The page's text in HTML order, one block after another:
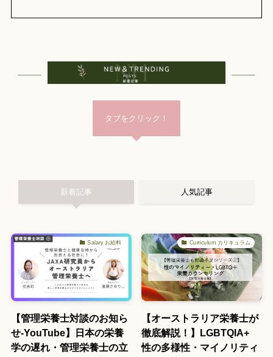
タブをクリック！
新着記事 人気記事
Salary お給料
【管理栄養士対談のお知ら
せ-YouTube】日本の栄養
学の遅れ・管理栄養士の立
Curriculum カリキュラム
【オーストラリア栄養士が
徹底解説！】LGBTQIA+
性の多様性・マイノリティ